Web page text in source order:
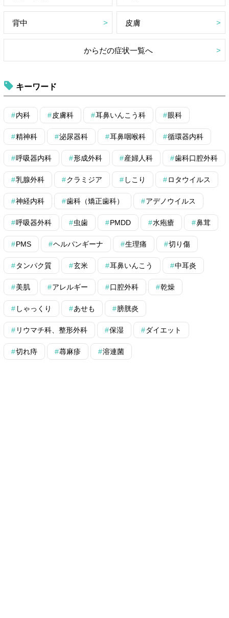
背中 皮膚
からだの症状一覧へ
キーワード
内科 皮膚科 耳鼻いんこう科 眼科
精神科 泌尿器科 耳鼻咽喉科 循環器内科
呼吸器内科 形成外科 産婦人科 歯科口腔外科
乳腺外科 クラミジア しこり ロタウイルス
神経内科 歯科（矯正歯科） アデノウイルス
呼吸器外科 虫歯 PMDD 水疱瘡 鼻茸
PMS ヘルパンギーナ 生理痛 切り傷
タンパク質 玄米 耳鼻いんこう 中耳炎
美肌 アレルギー 口腔外科 乾燥
しゃっくり あせも 膀胱炎
リウマチ科、整形外科 保湿 ダイエット
切れ痔 蕁麻疹 溶連菌